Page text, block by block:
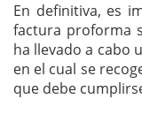
En definitiva, es
factura proforma
ha llevado a cabo
en el cual se
que debe